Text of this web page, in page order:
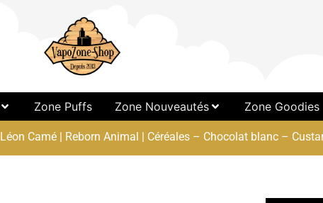
Zone Puffs Zone Nouveautés Zone Goodies
Camé | Reborn Animal | Céréales – Chocolat blanc –